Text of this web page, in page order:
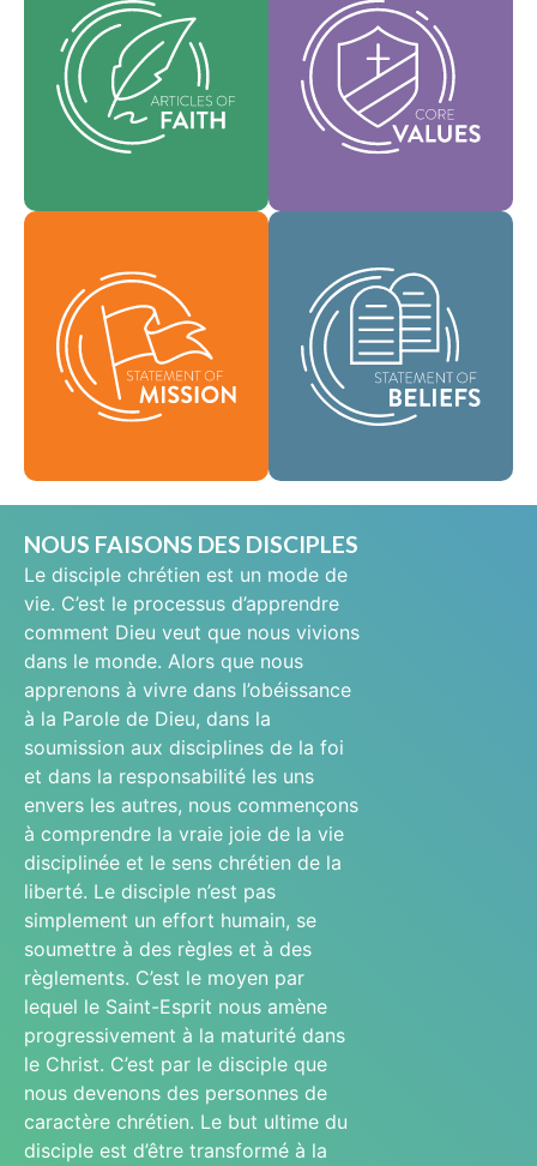
fondamentales et
exposent les vérités
essentielles qui
guident chaque
domaine de pratique.
identité et
soutiennent la vision
de notre
dénomination et
aident à façonner
Valeurs
mission définit qui
nous sommes,
pourquoi nous
existons et notre
raison d'être.
En tant que
mondiale de foi, nous
porter la bonne
nouvelle de la vie en
Jésus-Christ aux gens
du monde entier et de
répandre le message
de sainteté
les pays.
NOUS FAISONS DES DISCIPLES
Le disciple chrétien est un mode de
vie. C’est le processus d’apprendre
comment Dieu veut que nous vivions
dans le monde. Alors que nous
apprenons à vivre dans l’obéissance
à la Parole de Dieu, dans la
soumission aux disciplines de la foi
et dans la responsabilité les uns
envers les autres, nous commençons
à comprendre la vraie joie de la vie
disciplinée et le sens chrétien de la
liberté. Le disciple n’est pas
simplement un effort humain, se
soumettre à des règles et à des
règlements. C’est le moyen par
lequel le Saint-Esprit nous amène
progressivement à la maturité dans
le Christ. C’est par le disciple que
nous devenons des personnes de
caractère chrétien. Le but ultime du
disciple est d’être transformé à la